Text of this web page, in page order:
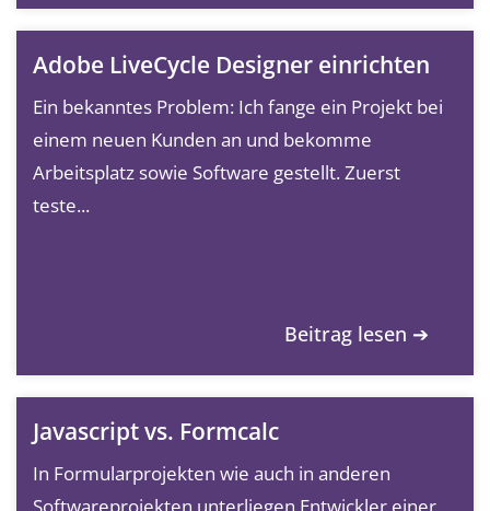
Adobe LiveCycle Designer einrichten
Ein bekanntes Problem: Ich fange ein Projekt bei
einem neuen Kunden an und bekomme
Arbeitsplatz sowie Software gestellt. Zuerst
teste...
Beitrag lesen ➔
Javascript vs. Formcalc
In Formularprojekten wie auch in anderen
Softwareprojekten unterliegen Entwickler einer